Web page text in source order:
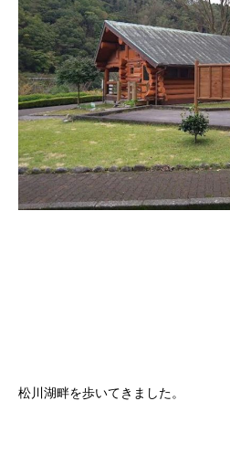
松川湖畔を歩いてきました。